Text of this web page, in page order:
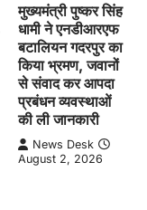
मुख्यमंत्री पुष्कर सिंह
धामी ने एनडीआरएफ
बटालियन गदरपुर का
किया भ्रमण, जवानों
से संवाद कर आपदा
प्रबंधन व्यवस्थाओं
की ली जानकारी
News Desk
August 2, 2026